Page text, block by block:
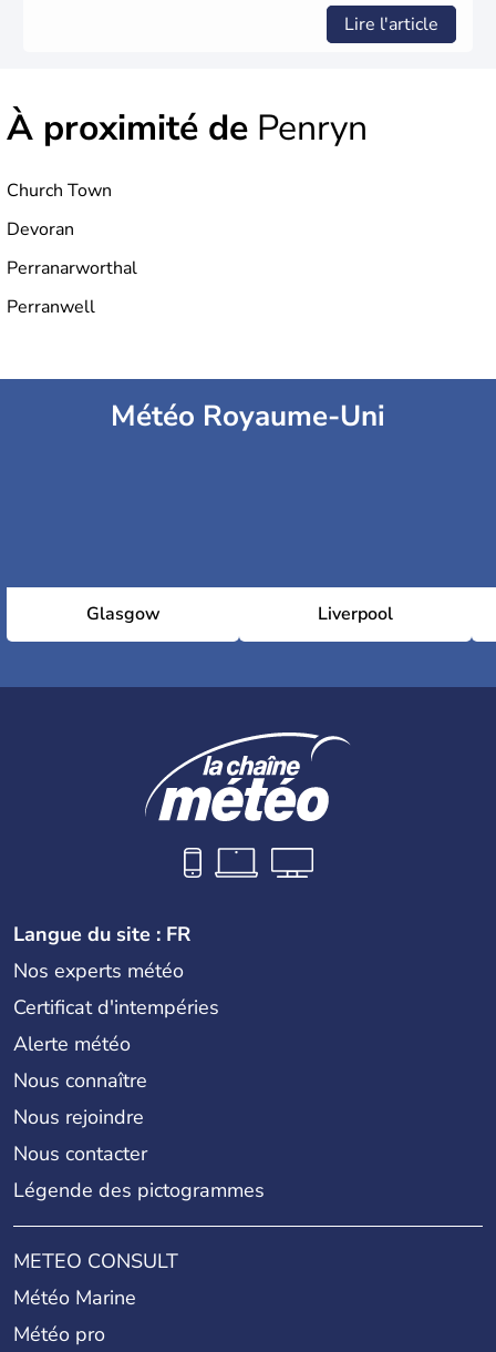
Lire l'article
À proximité de Penryn
Church Town
Devoran
Perranarworthal
Perranwell
Météo Royaume-Uni
Glasgow Liverpool
Langue du site : FR
Nos experts météo
Certificat d'intempéries
Alerte météo
Nous connaître
Nous rejoindre
Nous contacter
Légende des pictogrammes
METEO CONSULT
Météo Marine
Météo pro